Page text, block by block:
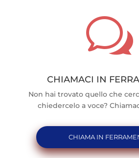
w
CHIAMACI IN
Non hai trovato quello che
chiedercelo a voce?
CHIAMA IN